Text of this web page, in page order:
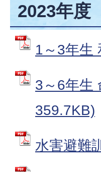
2023年度
1～3年生
3～6年生
359.7KB)
水害避難